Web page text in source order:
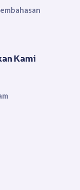
Kami